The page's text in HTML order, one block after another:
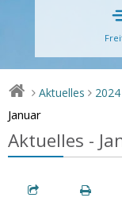
> Aktuelles > 2024
Januar
Aktuelles -